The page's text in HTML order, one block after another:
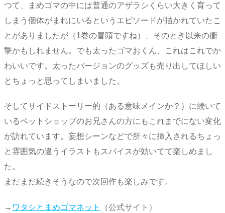
つて、まめゴマの中には普通のアザラシくらい大きく育って
しまう個体がまれにいるというエピソードが描かれていたこ
とがありましたが（1巻の冒頭ですね）、そのとき以来の衝
撃かもしれません。でも太ったゴマおくん、これはこれでか
わいいです。太ったバージョンのグッズも売り出してほしい
とちょっと思ってしまいました。
そしてサイドストーリー的（ある意味メインか？）に続いて
いるペットショップのお兄さんの方にもこれまでにない変化
が訪れています。妄想シーンなどで所々に挿入されるちょっ
と雰囲気の違うイラストもスパイスが効いてて楽しめまし
た。
まだまだ続きそうなので次回作も楽しみです。
→ ワタシとまめゴマネット
（公式サイト）